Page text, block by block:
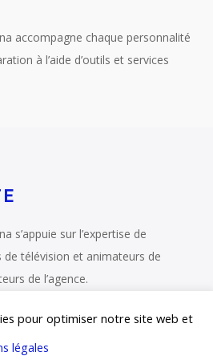
accompagne chaque personnalité
à l’aide d’outils et services
s’appuie sur l’expertise de
de télévision et animateurs de
de l’agence.
pour optimiser notre site web et
légales